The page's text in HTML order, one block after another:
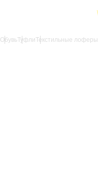
Информация
ОбувьТуфлиТекстильные лоферы